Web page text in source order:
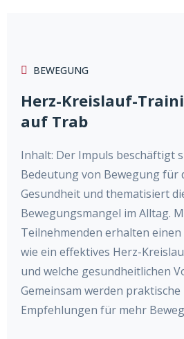
BEWEGUNG
Herz-Kreislauf-
auf Trab
Inhalt: Der Impuls beschäftigt
Bedeutung von Bewegung für
Gesundheit und thematisiert
Bewegungsmangel im Alltag.
Teilnehmenden erhalten
wie ein effektives Herz-
und welche gesundheitlichen
Gemeinsam werden
Empfehlungen für mehr